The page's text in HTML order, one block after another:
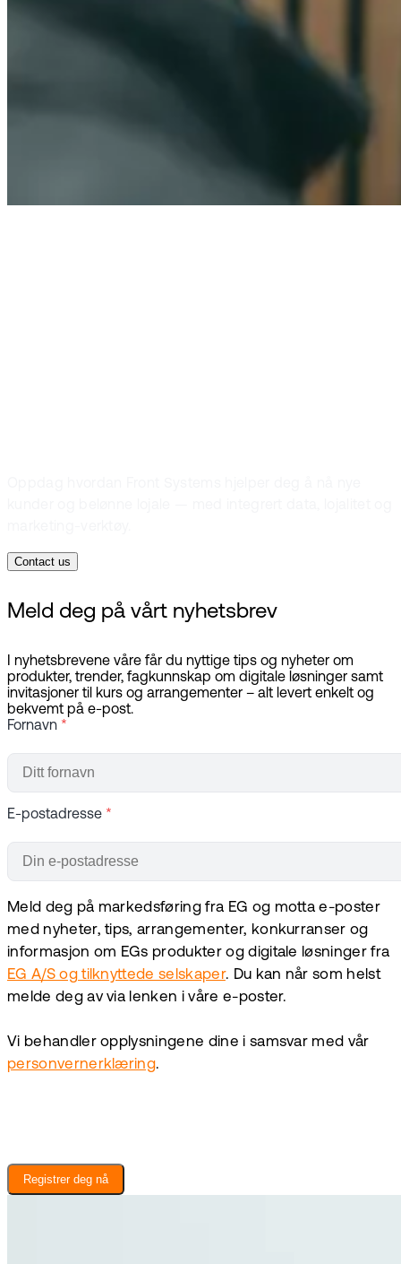
Contact us
Meld deg på vårt nyhetsbrev
I nyhetsbrevene våre får du nyttige tips og nyheter om
produkter, trender, fagkunnskap om digitale løsninger samt
invitasjoner til kurs og arrangementer – alt levert enkelt og
bekvemt på e-post.
Fornavn *
E-postadresse *
Meld deg på markedsføring fra EG og motta e-poster
med nyheter, tips, arrangementer, konkurranser og
informasjon om EGs produkter og digitale løsninger fra
EG A/S og tilknyttede selskaper. Du kan når som helst
melde deg av via lenken i våre e-poster.
Vi behandler opplysningene dine i samsvar med vår
personvernerklæring.
Registrer deg nå